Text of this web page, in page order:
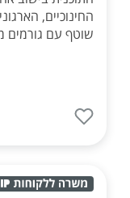
החינוכיים,
שוטף עם גורמים